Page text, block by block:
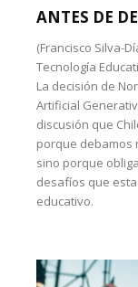
ANTES DE
(Francisco Silva-
Tecnología
La decisión de
Artificial
discusión que
porque debamos
sino porque
desafíos que
educativo.